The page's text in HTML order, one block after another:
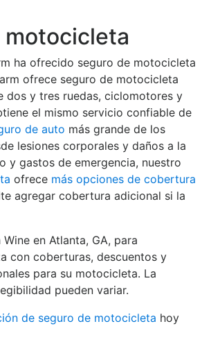
motocicleta
ha ofrecido seguro de motocicleta
ofrece seguro de motocicleta
dos y tres ruedas, ciclomotores y
el mismo servicio confiable de
de auto más grande de los
lesiones corporales y daños a la
y gastos de emergencia, nuestro
ofrece más opciones de cobertura
agregar cobertura adicional si la
en Atlanta, GA, para
con coberturas, descuentos y
para su motocicleta. La
pueden variar.
de seguro de motocicleta hoy